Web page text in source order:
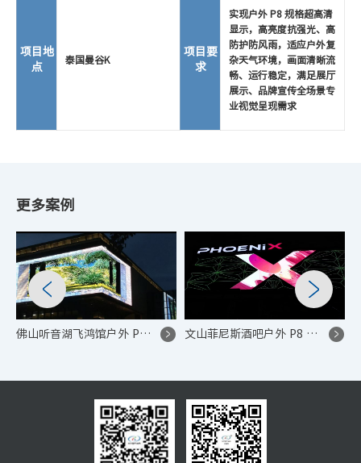
项目地
点
泰国曼谷K
项目要
求
实现户外 P8 规格超高清
显示，高亮度抗强光、高
防护防风雨，适应户外复
杂天气环境，画面清晰流
畅、运行稳定，满足展厅
展示、品牌宣传全场景专
业视觉呈现需求
更多案例
佛山听音湖飞鸿馆户外 P5 裸眼 3D LED 显示屏控制系统项目 文山菲尼斯酒吧户外 P8 LED 显示屏控制系统项目